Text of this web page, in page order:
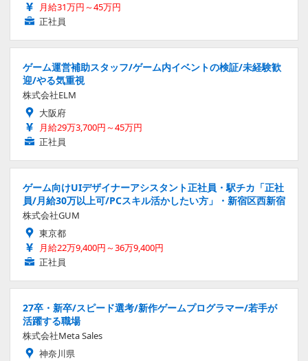
月給31万円～45万円
正社員
ゲーム運営補助スタッフ/ゲーム内イベントの検証/未経験歓
迎/やる気重視
株式会社ELM
大阪府
月給29万3,700円～45万円
正社員
ゲーム向けUIデザイナーアシスタント正社員・駅チカ「正社
員/月給30万以上可/PCスキル活かしたい方」・新宿区西新宿
株式会社GUM
東京都
月給22万9,400円～36万9,400円
正社員
27卒・新卒/スピード選考/新作ゲームプログラマー/若手が
活躍する職場
株式会社Meta Sales
神奈川県